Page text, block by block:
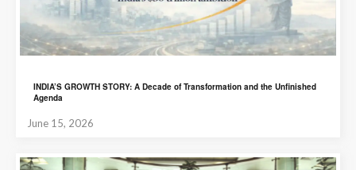
INDIA’S GROWTH STORY: A Decade of Transformation and the Unfinished
Agenda
June 15, 2026